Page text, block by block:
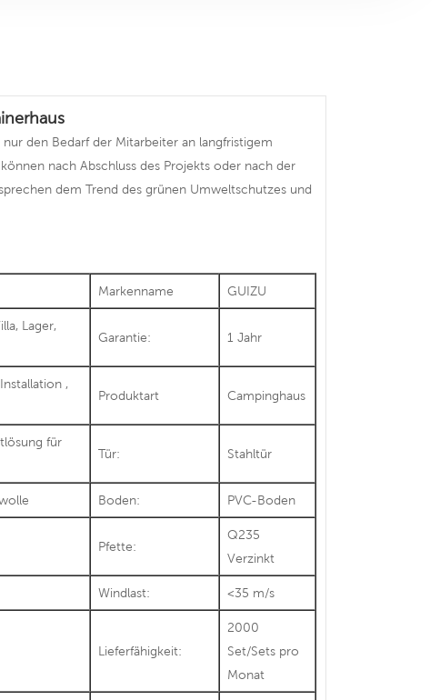
den Bedarf der Mitarbeiter an langfristigem
nach Abschluss des Projekts oder nach der
dem Trend des grünen Umweltschutzes und
Markenname GUIZU
Lager,
Garantie: 1 Jahr
,
Produktart Campinghaus
für
Tür: Stahltür
Boden: PVC-Boden
Pfette:
Q235
Verzinkt
Windlast: <35 m/s
Lieferfähigkeit:
2000
Set/Sets pro
Monat